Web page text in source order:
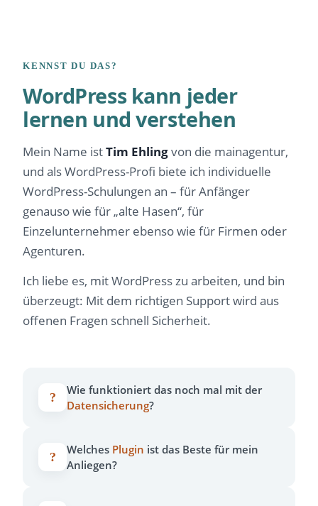
KENNST DU DAS?
WordPress kann jeder
lernen und verstehen
Mein Name istTim Ehlingvon die mainagentur,
und als WordPress-Profi biete ich individuelle
WordPress-Schulungen an – für Anfänger
genauso wie für „alte Hasen“, für
Einzelunternehmer ebenso wie für Firmen oder
Agenturen.
Ich liebe es, mit WordPress zu arbeiten, und bin
überzeugt: Mit dem richtigen Support wird aus
offenen Fragen schnell Sicherheit.
?
Wie funktioniert das noch mal mit der
Datensicherung?
?
Welches Plugin ist das Beste für mein
Anliegen?